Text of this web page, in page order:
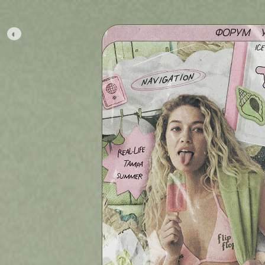
navigation
ФОРУМ
◐